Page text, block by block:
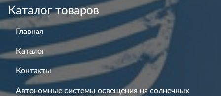
Каталог товаров
Главная
Каталог
Контакты
Автономные системы освещения на солнечных